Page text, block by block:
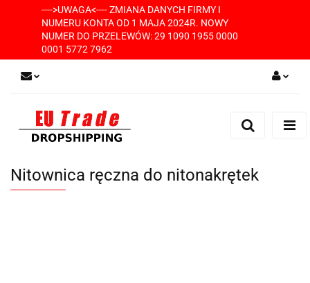
---->UWAGA<---- ZMIANA DANYCH FIRMY I
NUMERU KONTA OD 1 MAJA 2024R. NOWY
NUMER DO PRZELEWÓW: 29 1090 1955 0000
0001 5772 7962
Zarejestruj się
Nitownica ręczna do nitonakrętek